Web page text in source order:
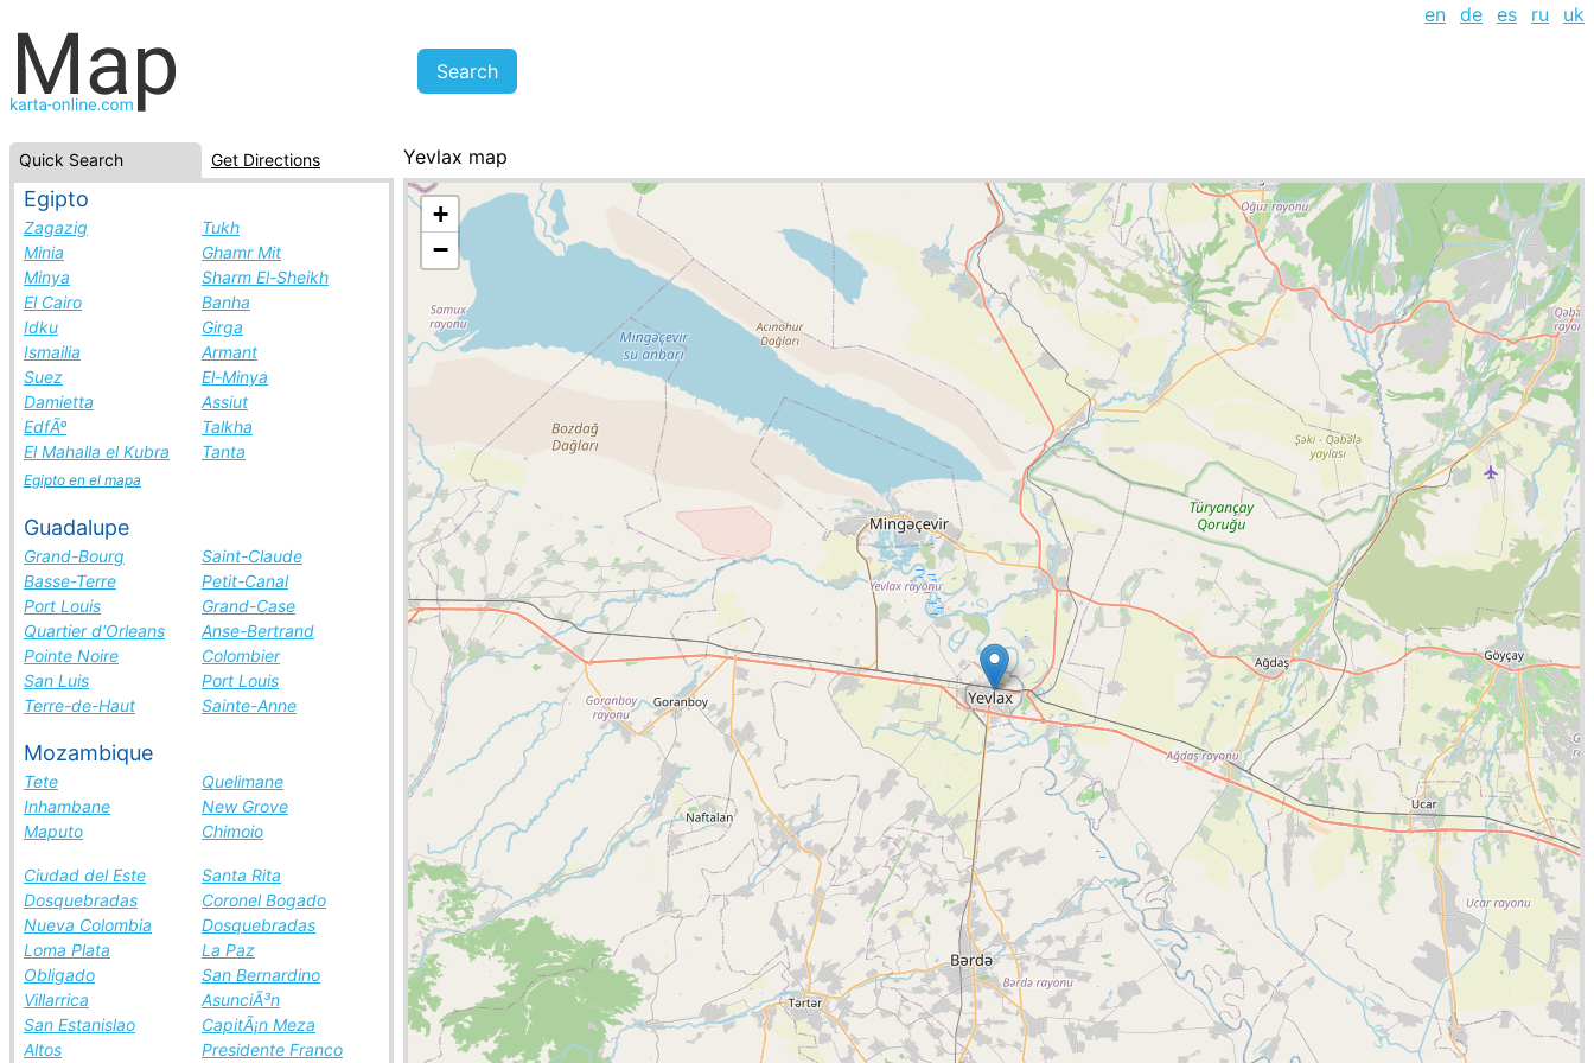
en de es ru uk
Quick Search Get Directions
Egipto
Zagazig
Tukh
Minia
Ghamr Mit
Minya
Sharm El-Sheikh
El Cairo
Banha
Idku
Girga
Ismailia
Armant
Suez
El-Minya
Damietta
Assiut
EdfÃº
Talkha
El Mahalla el Kubra
Tanta
Egipto en el mapa
Guadalupe
Grand-Bourg
Saint-Claude
Basse-Terre
Petit-Canal
Port Louis
Grand-Case
Quartier d'Orleans
Anse-Bertrand
Pointe Noire
Colombier
San Luis
Port Louis
Terre-de-Haut
Sainte-Anne
Mozambique
Tete
Quelimane
Inhambane
New Grove
Maputo
Chimoio
Ciudad del Este
Santa Rita
Dosquebradas
Coronel Bogado
Nueva Colombia
Dosquebradas
Loma Plata
La Paz
Obligado
San Bernardino
Villarrica
AsunciÃ³n
San Estanislao
CapitÃ¡n Meza
Altos
Presidente Franco
Yevlax map
Azerbaijan, cities list
+
−